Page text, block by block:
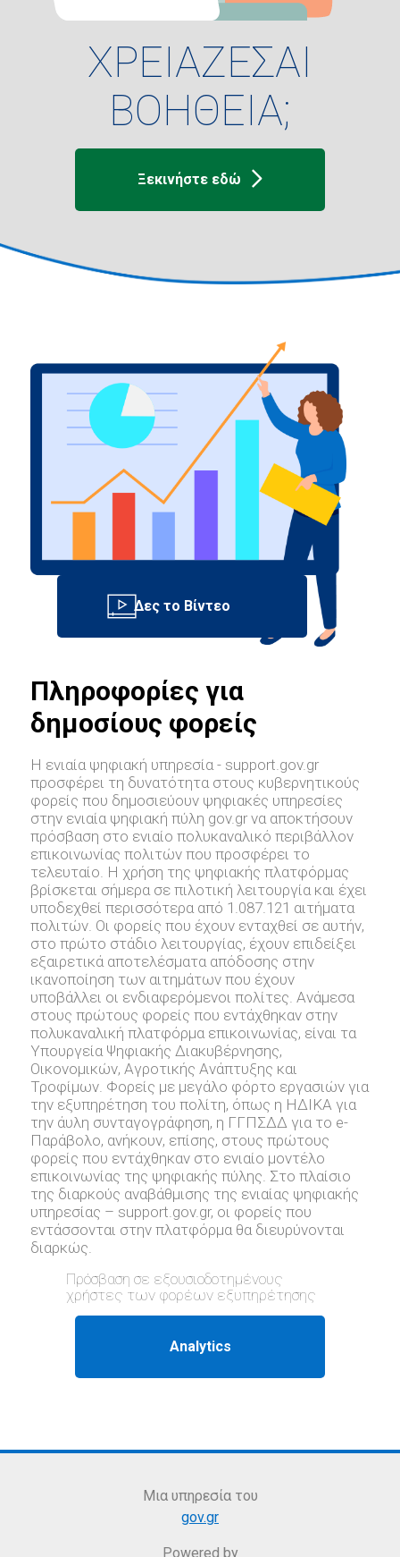
ΧΡΕΙΑΖΕΣΑΙ
ΒΟΗΘΕΙΑ;
Ξεκινήστε εδώ
Πληροφορίες για
δημοσίους φορείς
Η ενιαία ψηφιακή υπηρεσία - support.gov.gr
προσφέρει τη δυνατότητα στους κυβερνητικούς
φορείς που δημοσιεύουν ψηφιακές υπηρεσίες
στην ενιαία ψηφιακή πύλη gov.gr να αποκτήσουν
πρόσβαση στο ενιαίο πολυκαναλικό περιβάλλον
επικοινωνίας πολιτών που προσφέρει το
τελευταίο. Η χρήση της ψηφιακής πλατφόρμας
βρίσκεται σήμερα σε πιλοτική λειτουργία και έχει
υποδεχθεί περισσότερα από 1.087.121 αιτήματα
πολιτών. Οι φορείς που έχουν ενταχθεί σε αυτήν,
στο πρώτο στάδιο λειτουργίας, έχουν επιδείξει
εξαιρετικά αποτελέσματα απόδοσης στην
ικανοποίηση των αιτημάτων που έχουν
υποβάλλει οι ενδιαφερόμενοι πολίτες. Ανάμεσα
στους πρώτους φορείς που εντάχθηκαν στην
πολυκαναλική πλατφόρμα επικοινωνίας, είναι τα
Υπουργεία Ψηφιακής Διακυβέρνησης,
Οικονομικών, Αγροτικής Ανάπτυξης και
Τροφίμων. Φορείς με μεγάλο φόρτο εργασιών για
την εξυπηρέτηση του πολίτη, όπως η ΗΔΙΚΑ για
την άυλη συνταγογράφηση, η ΓΓΠΣΔΔ για το e-
Παράβολο, ανήκουν, επίσης, στους πρώτους
φορείς που εντάχθηκαν στο ενιαίο μοντέλο
επικοινωνίας της ψηφιακής πύλης. Στο πλαίσιο
της διαρκούς αναβάθμισης της ενιαίας ψηφιακής
υπηρεσίας – support.gov.gr, oι φορείς που
εντάσσονται στην πλατφόρμα θα διευρύνονται
διαρκώς.
Πρόσβαση σε εξουσιοδοτημένους
χρήστες των φορέων εξυπηρέτησης
Μια υπηρεσία του
gov.gr
Powered by